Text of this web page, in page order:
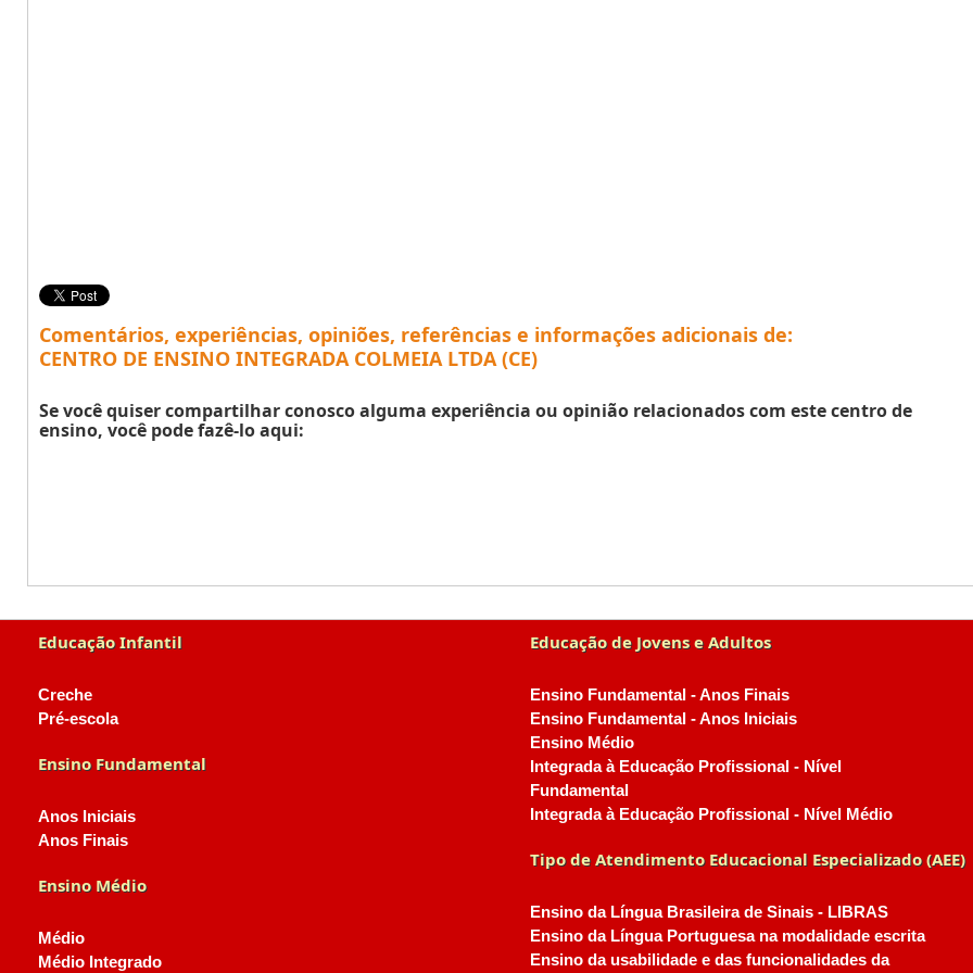
Comentários, experiências, opiniões, referências e informações adicionais de:
CENTRO DE ENSINO INTEGRADA COLMEIA LTDA (CE)
Se você quiser compartilhar conosco alguma experiência ou opinião relacionados com este centro de
ensino, você pode fazê-lo aqui:
Educação Infantil
Creche
Pré-escola
Ensino Fundamental
Anos Iniciais
Anos Finais
Ensino Médio
Médio
Médio Integrado
Educação de Jovens e Adultos
Ensino Fundamental - Anos Finais
Ensino Fundamental - Anos Iniciais
Ensino Médio
Integrada à Educação Profissional - Nível
Fundamental
Integrada à Educação Profissional - Nível Médio
Tipo de Atendimento Educacional Especializado (AEE)
Ensino da Língua Brasileira de Sinais - LIBRAS
Ensino da Língua Portuguesa na modalidade escrita
Ensino da usabilidade e das funcionalidades da